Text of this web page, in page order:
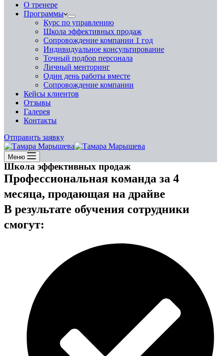
О тренере
Программы
Курс по управлению
Школа эффективных продаж
Сопровождение компании 1 год
Индивидуальное консультирование
Точный подбор персонала
Личный менторинг
Один день работы вместе
Сопровождение компании
Кейсы клиентов
Отзывы
Галерея
Контакты
Отправить заявку
Меню
Школа эффективных продаж
Профессиональная команда за 4
месяца, продающая на драйве
В результате обучения сотрудники
смогут: